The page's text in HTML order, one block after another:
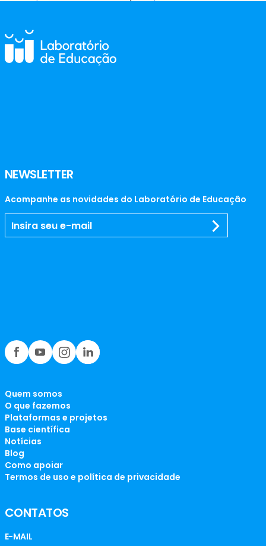
NEWSLETTER
Acompanhe as novidades do Laboratório de Educação
Quem somos
O que fazemos
Plataformas e projetos
Base científica
Notícias
Blog
Como apoiar
Termos de uso e política de privacidade
CONTATOS
E-MAIL